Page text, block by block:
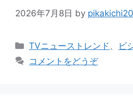
2026年7月8日 by
カ
テ
TVニューストレンド 、
ビ
コメントをどうぞ